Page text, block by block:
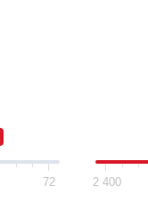
72 2 400